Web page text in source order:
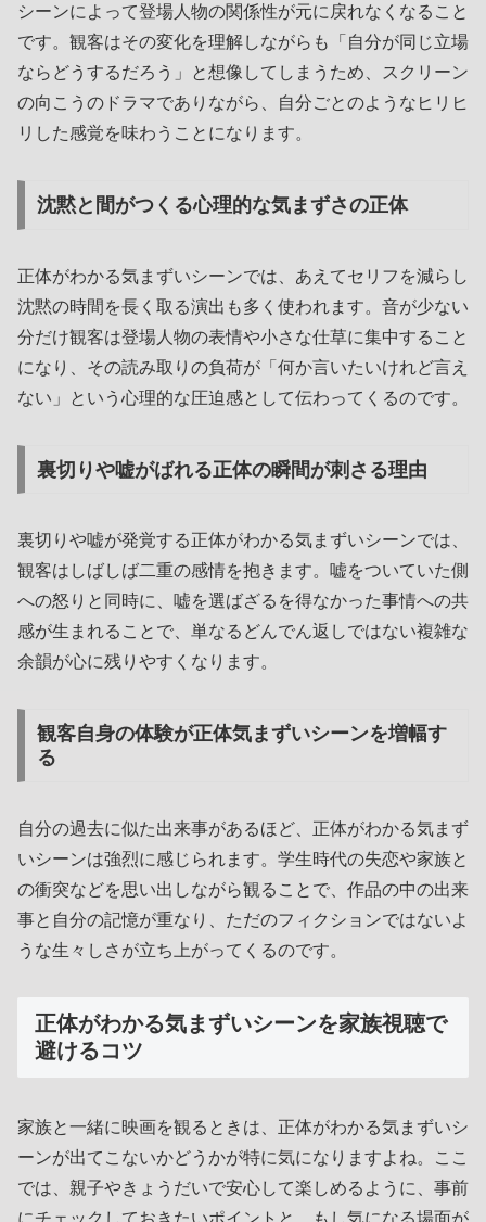
シーンによって登場人物の関係性が元に戻れなくなること
です。観客はその変化を理解しながらも「自分が同じ立場
ならどうするだろう」と想像してしまうため、スクリーン
の向こうのドラマでありながら、自分ごとのようなヒリヒ
リした感覚を味わうことになります。
沈黙と間がつくる心理的な気まずさの正体
正体がわかる気まずいシーンでは、あえてセリフを減らし
沈黙の時間を長く取る演出も多く使われます。音が少ない
分だけ観客は登場人物の表情や小さな仕草に集中すること
になり、その読み取りの負荷が「何か言いたいけれど言え
ない」という心理的な圧迫感として伝わってくるのです。
裏切りや嘘がばれる正体の瞬間が刺さる理由
裏切りや嘘が発覚する正体がわかる気まずいシーンでは、
観客はしばしば二重の感情を抱きます。嘘をついていた側
への怒りと同時に、嘘を選ばざるを得なかった事情への共
感が生まれることで、単なるどんでん返しではない複雑な
余韻が心に残りやすくなります。
観客自身の体験が正体気まずいシーンを増幅す
る
自分の過去に似た出来事があるほど、正体がわかる気まず
いシーンは強烈に感じられます。学生時代の失恋や家族と
の衝突などを思い出しながら観ることで、作品の中の出来
事と自分の記憶が重なり、ただのフィクションではないよ
うな生々しさが立ち上がってくるのです。
正体がわかる気まずいシーンを家族視聴で
避けるコツ
家族と一緒に映画を観るときは、正体がわかる気まずいシ
ーンが出てこないかどうかが特に気になりますよね。ここ
では、親子やきょうだいで安心して楽しめるように、事前